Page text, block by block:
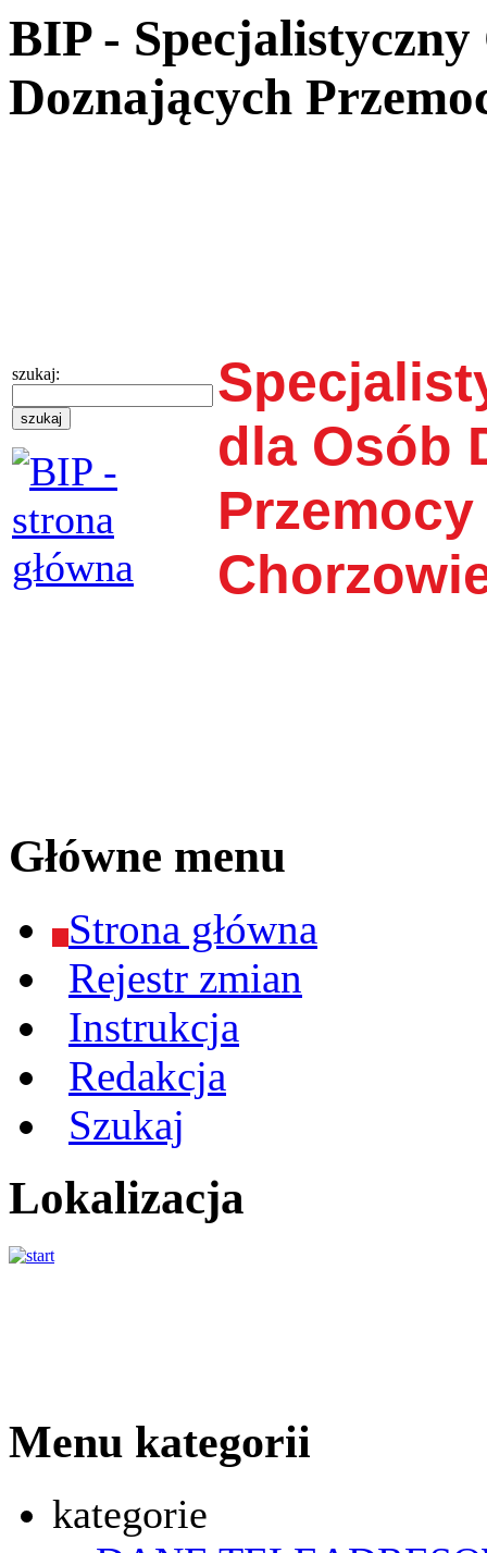
BIP -
Doznających
szukaj:
dla Osób
Główne menu
Strona główna
Rejestr zmian
Instrukcja
Redakcja
Szukaj
Lokalizacja
Menu kategorii
kategorie